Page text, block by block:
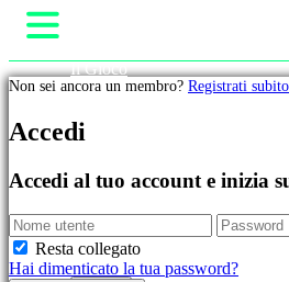
In
evidenza
Novità
Free
to
Play
Il Gioco
Gameplay
Notizie
Assistenza
Negozio
Non sei ancora un membro? Registrati
Accedi
Accedi al tuo account e inizia
Resta collegato
Hai dimenticato la tua password?